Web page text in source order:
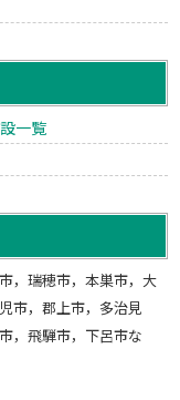
一覧
，瑞穂市，本巣市，大
市，郡上市，多治見
，飛騨市，下呂市な